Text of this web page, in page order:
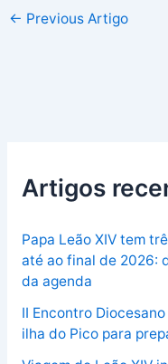
← Previous Artigo
Artigos
Papa Leão XIV tem
até ao final de 2026:
da agenda
II Encontro
ilha do Pico para